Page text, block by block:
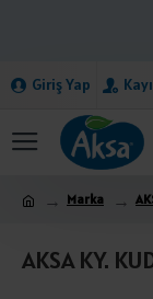
Giriş Yap
Marka
AKSA KY.